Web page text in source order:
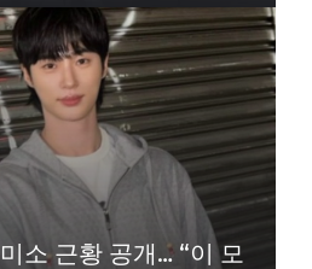
소 근황 공개… “이 모